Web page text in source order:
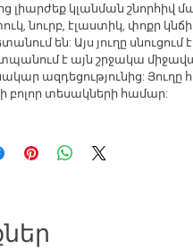
լիարժեք կլանման շնորհիվ
նուրբ, էլաստիկ, փոքր
են: Այս յուղը սնուցում
է այն շրջակա
ազդեցությունից: Յուղը
բոլոր տեսակների համար: